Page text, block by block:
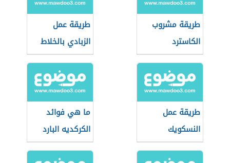
طريقة مشروب
الكاسترد
طريقة عمل
الزبادي بالخلاط
طريقة عمل
النسكويك
ما هي فوائد
الكركديه البارد